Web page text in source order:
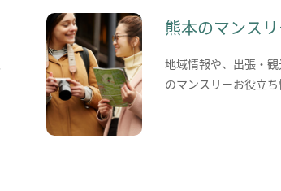
熊本のマンス
地域情報や、出張・
のマンスリーお役立ち